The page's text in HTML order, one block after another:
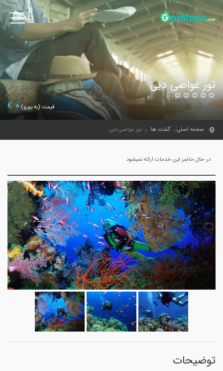
تور غواصی دبی
(0)
قیمت (به یورو)0
€
صفحه اصلی گشت ها تور غواصی دبی
در حال حاضر این خدمات ارائه نمیشود
توضیحات